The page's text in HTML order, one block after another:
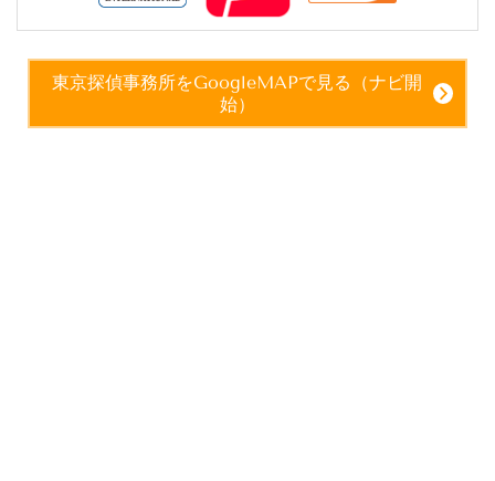
東京探偵事務所をGoogleMAPで見る（ナビ開
始）